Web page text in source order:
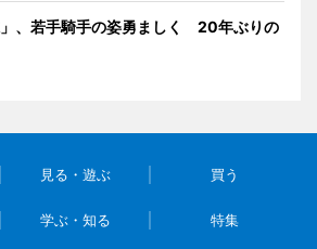
」、若手騎手の姿勇ましく 20年ぶりの
見る・遊ぶ 買う
学ぶ・知る 特集